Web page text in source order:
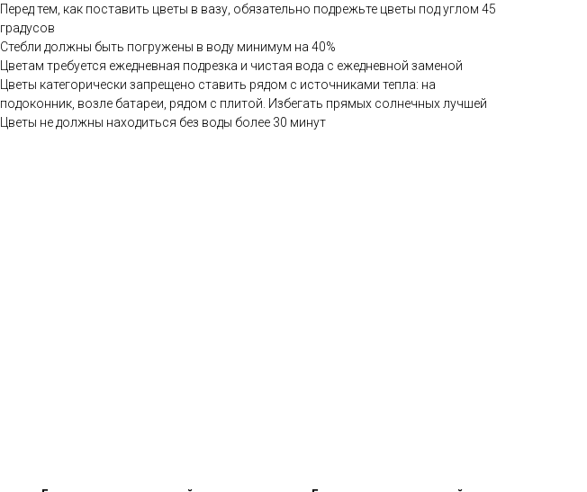
Перед тем, как поставить цветы в вазу, обязательно подрежьте цветы под углом 45
градусов
Стебли должны быть погружены в воду минимум на 40%
Цветам требуется ежедневная подрезка и чистая вода с ежедневной заменой
Цветы категорически запрещено ставить рядом с источниками тепла: на
подоконник, возле батареи, рядом с плитой. Избегать прямых солнечных лучшей
Цветы не должны находиться без воды более 30 минут